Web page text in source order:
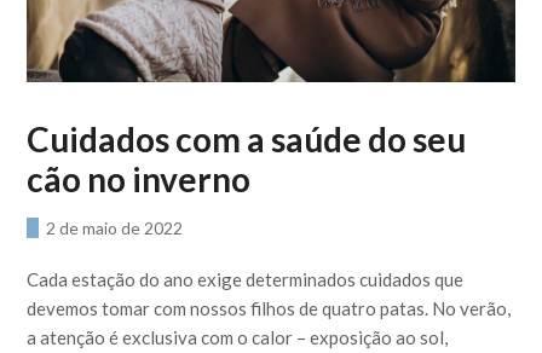
Cuidados com a saúde do seu
cão no inverno
2 de maio de 2022
Cada estação do ano exige determinados cuidados que
devemos tomar com nossos filhos de quatro patas. No verão,
a atenção é exclusiva com o calor – exposição ao sol,